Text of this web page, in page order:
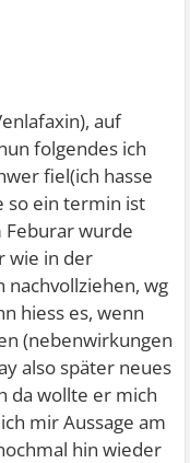
auf
folgendes ich
fiel(ich hasse
so ein termin ist
Feburar wurde
wie in der
nachvollziehen, wg
hiess es, wenn
(nebenwirkungen
also später neues
da wollte er mich
mir Aussage am
hin wieder